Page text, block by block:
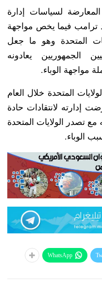
لسياسات إدارة
ترامب فيما يخص مواجهة
المتحدة وهو ما جعل
الجمهوريين يعادونه
مواجهة الوباء.
المتحدة خلال العام
إدارته لانتقادات حادة
تصدر الولايات المتحدة
الوباء.
WhatsApp